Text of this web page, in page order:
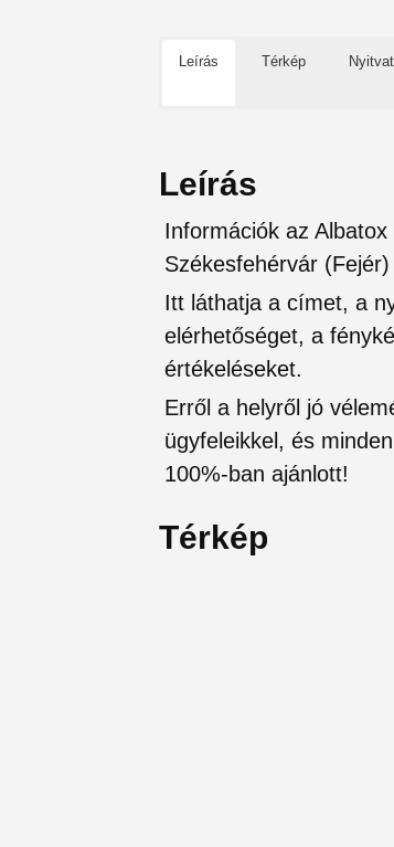
Leírás Térkép
Leírás
Információk az
Székesfehérvár (Fejér)
Itt láthatja a címet, a
elérhetőséget, a
értékeléseket.
Erről a helyről jó
ügyfeleikkel, és
100%-ban ajánlott!
Térkép